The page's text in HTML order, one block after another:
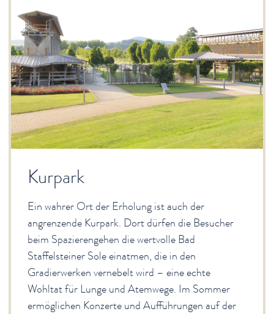
Kurpark
Ein wahrer Ort der Erholung ist auch der
angrenzende Kurpark. Dort dürfen die Besucher
beim Spazierengehen die wertvolle Bad
Staffelsteiner Sole einatmen, die in den
Gradierwerken vernebelt wird – eine echte
Wohltat für Lunge und Atemwege. Im Sommer
ermöglichen Konzerte und Aufführungen auf der